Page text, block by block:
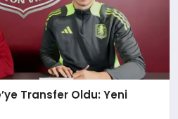
Transfer Oldu: Yeni